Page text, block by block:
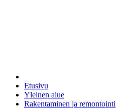
Etusivu
Yleinen alue
Rakentaminen ja remontointi